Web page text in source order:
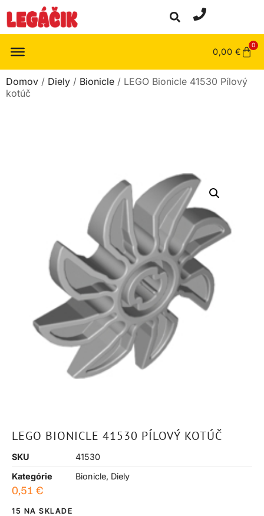
0,00 €
0
Domov / Diely / Bionicle / LEGO Bionicle 41530 Pílový
kotúč
LEGO BIONICLE 41530 PÍLOVÝ KOTÚČ
SKU
41530
Kategórie
Bionicle, Diely
0,51 €
15 NA SKLADE